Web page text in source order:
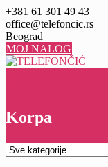
Skip
to
content
+381 61 301 49 43
office@telefoncic.rs
Beograd
MOJ NALOG
Korpa